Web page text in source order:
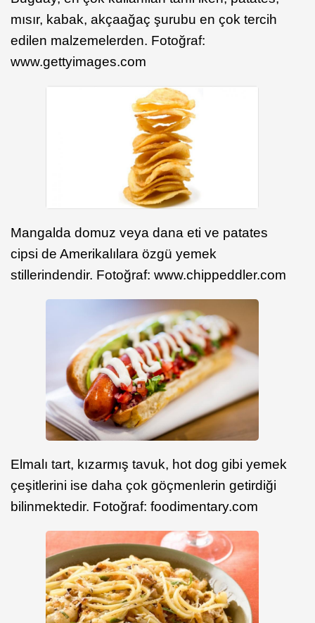
mısır, kabak, akçaağaç şurubu en çok tercih
edilen malzemelerden. Fotoğraf:
www.gettyimages.com
Mangalda domuz veya dana eti ve patates
cipsi de Amerikalılara özgü yemek
stillerindendir. Fotoğraf: www.chippeddler.com
Elmalı tart, kızarmış tavuk, hot dog gibi yemek
çeşitlerini ise daha çok göçmenlerin getirdiği
bilinmektedir. Fotoğraf: foodimentary.com